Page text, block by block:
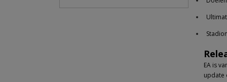
EA is
update